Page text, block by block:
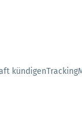
kündigenTracking